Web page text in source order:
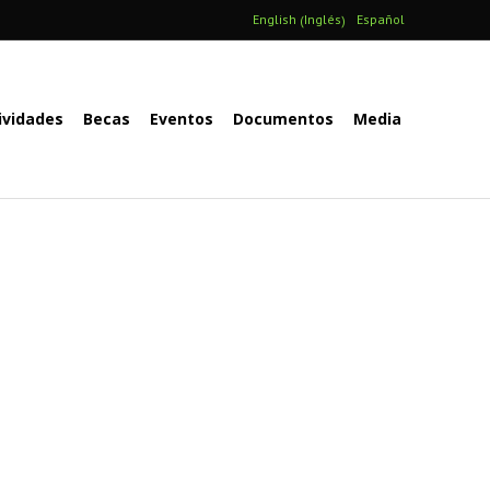
English (Inglés) Español
Becas Eventos Documentos Media